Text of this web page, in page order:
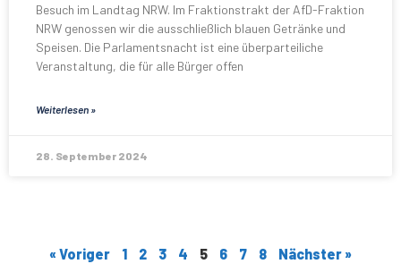
Besuch im Landtag NRW. Im Fraktionstrakt der AfD-Fraktion
NRW genossen wir die ausschließlich blauen Getränke und
Speisen. Die Parlamentsnacht ist eine überparteiliche
Veranstaltung, die für alle Bürger offen
Weiterlesen »
28. September 2024
« Voriger 1 2 3 4 5 6 7 8 Nächster »